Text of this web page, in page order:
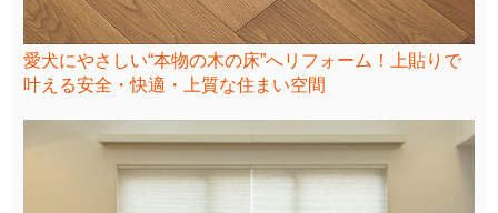
愛犬にやさしい“本物の木の床”へリフォーム！上貼りで
叶える安全・快適・上質な住まい空間